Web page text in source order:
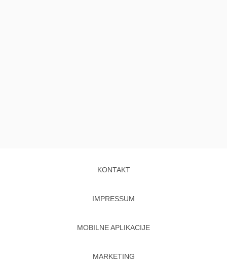
KONTAKT
IMPRESSUM
MOBILNE APLIKACIJE
MARKETING